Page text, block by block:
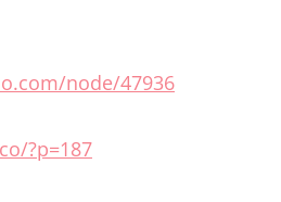
node/47936
?p=187